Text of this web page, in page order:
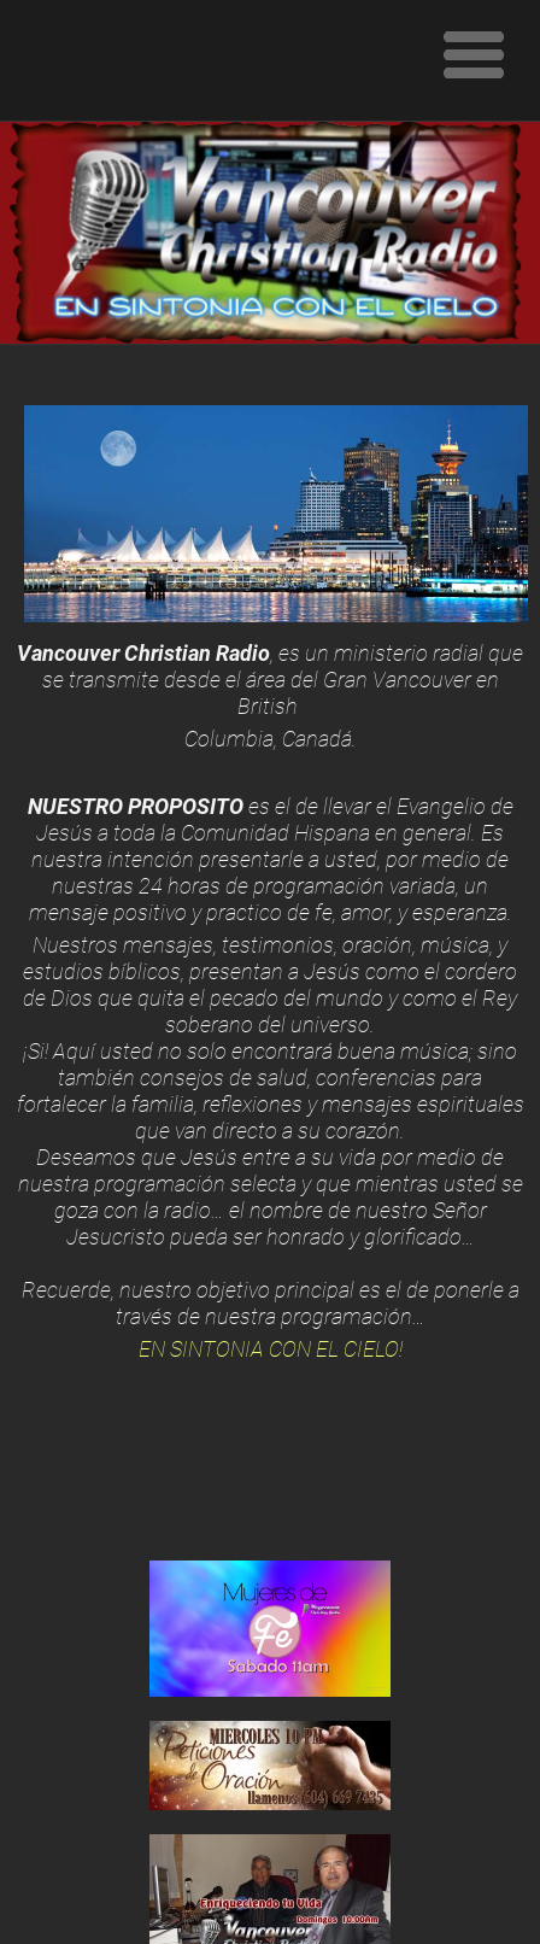
Vancouver Christian Radio , es un ministerio radial que
se transmite desde el área del Gran Vancouver en
British
Columbia, Canadá.
NUESTRO PROPOSITO es el de llevar el Evangelio de
Jesús a toda la Comunidad Hispana en general. Es
nuestra intención presentarle a usted, por medio de
nuestras 24 horas de programación variada, un
mensaje positivo y practico de fe, amor, y esperanza.
Nuestros mensajes, testimonios, oración, música, y
estudios bíblicos, presentan a Jesús como el cordero
de Dios que quita el pecado del mundo y como el Rey
soberano del universo.
¡Si! Aquí usted no solo encontrará buena música; sino
también consejos de salud, conferencias para
fortalecer la familia, reflexiones y mensajes espirituales
que van directo a su corazón.
Deseamos que Jesús entre a su vida por medio de
nuestra programación selecta y que mientras usted se
goza con la radio… el nombre de nuestro Señor
Jesucristo pueda ser honrado y glorificado…
Recuerde, nuestro objetivo principal es el de ponerle a
través de nuestra programación…
EN SINTONIA CON EL CIELO!